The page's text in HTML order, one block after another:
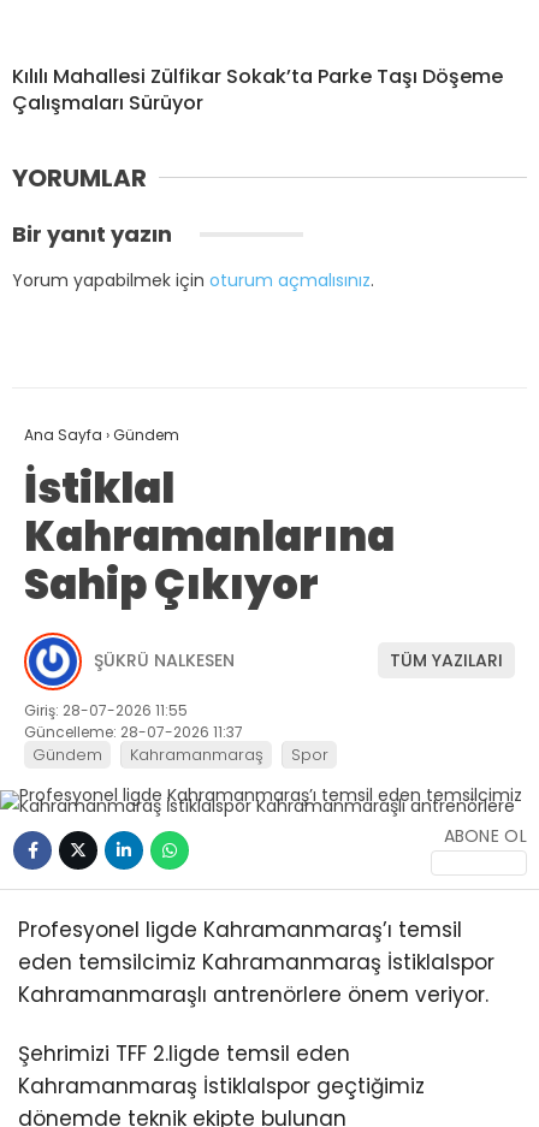
Kılılı Mahallesi Zülfikar Sokak’ta Parke Taşı Döşeme
Çalışmaları Sürüyor
YORUMLAR
Bir yanıt yazın
Yorum yapabilmek için oturum açmalısınız.
Ana Sayfa ›Gündem
İstiklal
Kahramanlarına
Sahip Çıkıyor
ŞÜKRÜ NALKESEN TÜM YAZILARI
Giriş: 28-07-2026 11:55
Güncelleme: 28-07-2026 11:37
Gündem Kahramanmaraş Spor
ABONE OL
Profesyonel ligde Kahramanmaraş’ı temsil
eden temsilcimiz Kahramanmaraş İstiklalspor
Kahramanmaraşlı antrenörlere önem veriyor.
Şehrimizi TFF 2.ligde temsil eden
Kahramanmaraş İstiklalspor geçtiğimiz
dönemde teknik ekipte bulunan